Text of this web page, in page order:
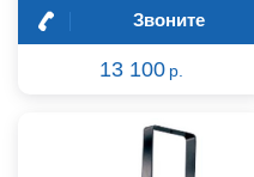
Звоните
13 100 р.